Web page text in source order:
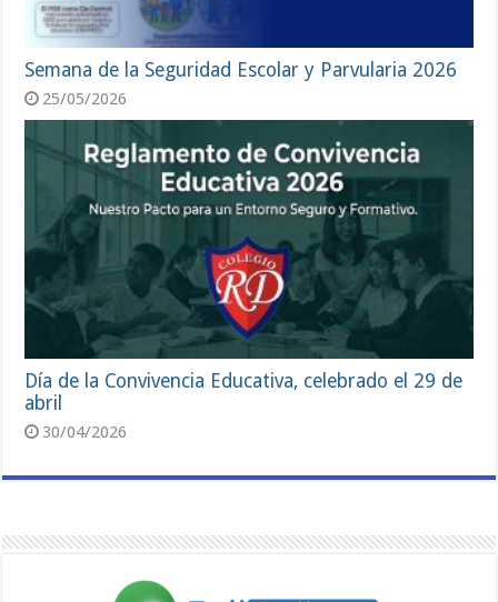
Semana de la Seguridad Escolar y Parvularia 2026
25/05/2026
Día de la Convivencia Educativa, celebrado el 29 de
abril
30/04/2026